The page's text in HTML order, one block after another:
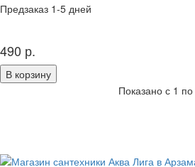
Предзаказ 1-5 дней
490 р.
В корзину
Показано с 1